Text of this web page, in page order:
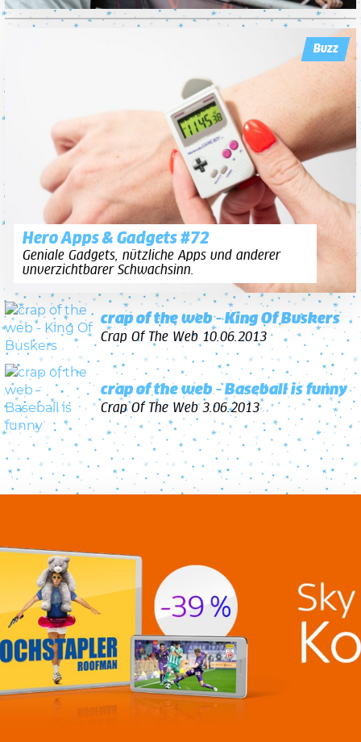
Hero Apps & Gadgets #72
Geniale Gadgets, nützliche Apps und anderer
unverzichtbarer Schwachsinn.
Buzz
crap of the web - King Of Buskers
Crap Of The Web 10.06.2013
crap of the web - Baseball is funny
Crap Of The Web3.06.2013